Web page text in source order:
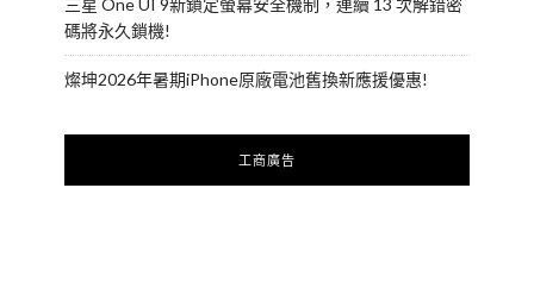
三星 One UI 9新鎖定螢幕安全機制，連續 13 次解錯密
碼將永久鎖機!
燦坤2026年暑期iPhone原廠電池舊換新應援優惠!
工商廣告